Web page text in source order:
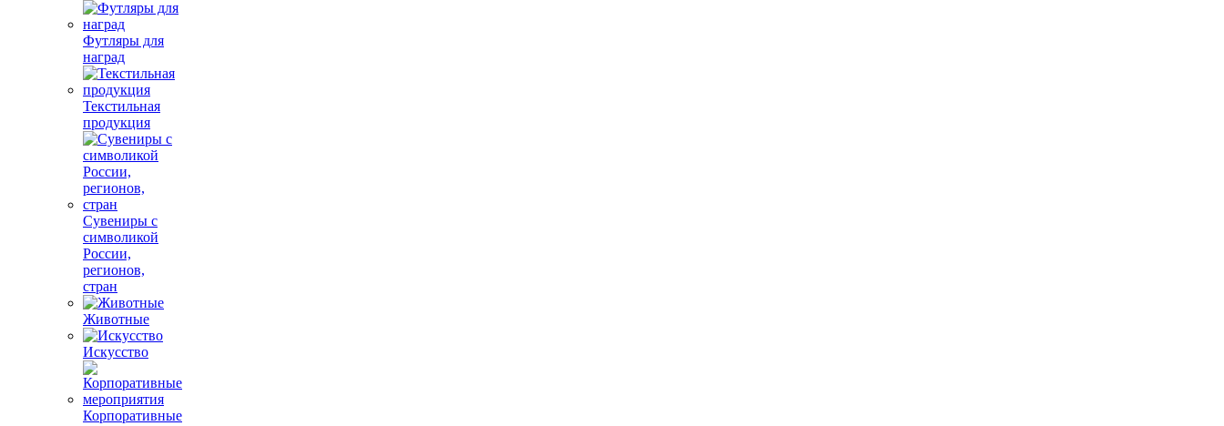
Футляры для
наград
Текстильная
продукция
Сувениры с
символикой
России,
регионов,
стран
Животные
Искусство
Корпоративные